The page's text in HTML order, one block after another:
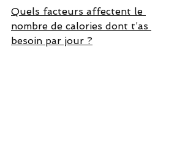
Quels facteurs affectent le
nombre de calories dont t’as
besoin par jour ?